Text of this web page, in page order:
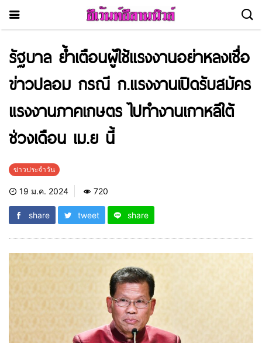
รัฐบาล ย้ำเตือนผู้ใช้แรงงานอย่าหลงเชื่อ
ข่าวปลอม กรณี ก.แรงงานเปิดรับสมัคร
แรงงานภาคเกษตร ไปทำงานเกาหลีใต้
ช่วงเดือน เม.ย นี้
ข่าวประจำวัน
19 ม.ค. 2024 720
share tweet share